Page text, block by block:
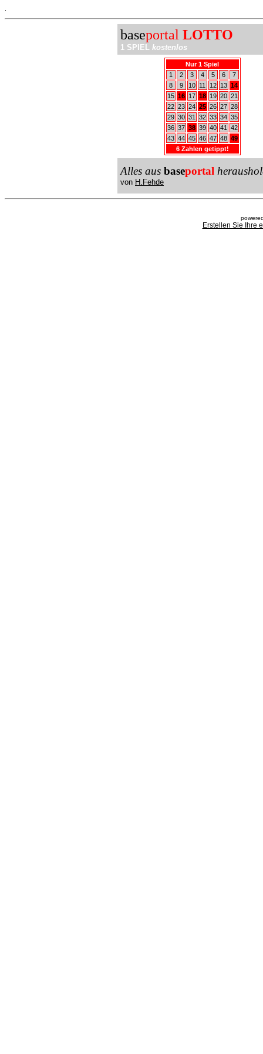
baseportal LOTTO
1 SPIEL kostenlos
Nur 1 Spiel
1
2 3 4 5 6
7
8
9 10 11 12 13 14
15 16 17 18 19 20 21
22 23 24 25 26 27 28
29 30 31 32 33 34 35
36 37 38 39 40 41
42
43 44 45 46 47 48 49
6 Zahlen getippt!
Alles aus baseportal
von H.Fehde
Erstellen Sie Ihre